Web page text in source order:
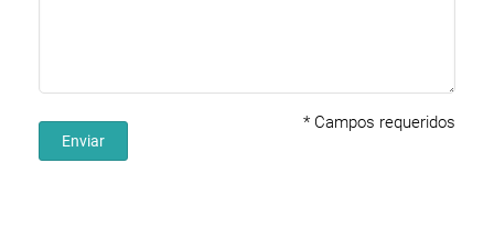
* Campos requeridos
Enviar